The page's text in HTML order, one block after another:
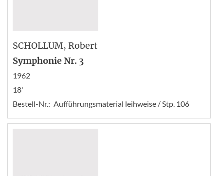
SCHOLLUM, Robert
Symphonie Nr. 3
1962
18'
Bestell-Nr.: Aufführungsmaterial leihweise / Stp. 106